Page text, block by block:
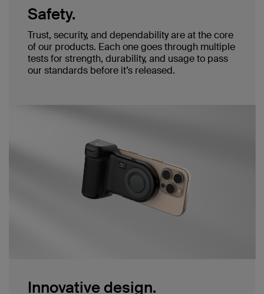
Safety.
Trust, security, and dependability are at the core
of our products. Each one goes through multiple
tests for strength, durability, and usage to pass
our standards before it’s released.
Innovative design.